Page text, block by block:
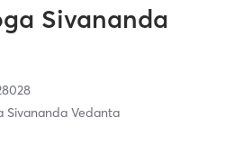
Sivananda
Sivananda Vedanta